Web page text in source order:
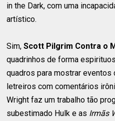
in the Dark, com uma
artístico.
Sim,Scott Pilgrim Contra o
quadrinhos de forma
quadros para mostrar
letreiros com comentários
Wright faz um trabalho tão
subestimado Hulk e as Irmãs